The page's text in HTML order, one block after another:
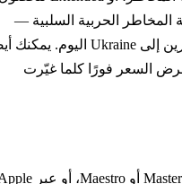
وتغطية المخاطر الحربية السلبية —
الخيار الذي يختاره معظم المسافرين إلى Ukraine اليوم. يمكنك أيضًا
فورًا كلما غيّرت
ادفع باستخدام بطاقة Visa أو Mastercard أو Maestro، أو عبر Apple